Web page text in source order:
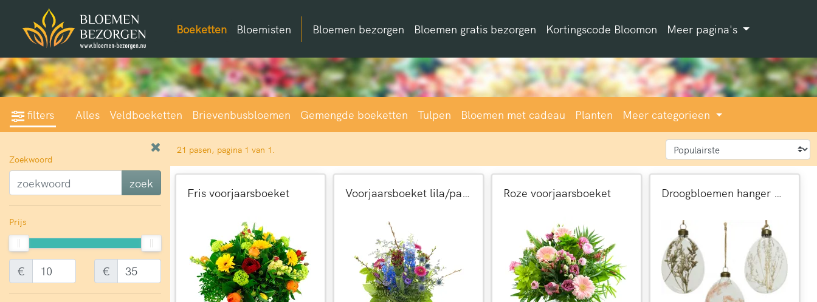
Boeketten Bloemisten Bloemen bezorgen Bloemen gratis bezorgen Kortingscode Bloomon Meer pagina's
filters Alles Veldboeketten Brievenbusbloemen Gemengde boeketten Tulpen Bloemen met cadeau Planten Meer categorieen
Zoekwoord
zoek
Prijs
€ €
21 pasen, pagina 1 van 1.
Fris voorjaarsboeket Voorjaarsboeket lila/paars Roze voorjaarsboeket Droogbloemen hanger paasdecoratie